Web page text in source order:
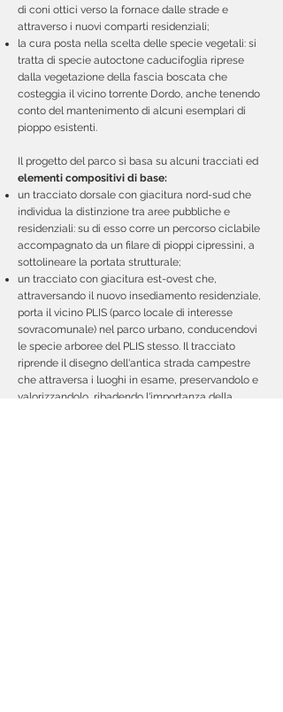
di coni ottici verso la fornace dalle strade e
attraverso i nuovi comparti residenziali;
la cura posta nella scelta delle specie vegetali: si
tratta di specie autoctone caducifoglia riprese
dalla vegetazione della fascia boscata che
costeggia il vicino torrente Dordo, anche tenendo
conto del mantenimento di alcuni esemplari di
pioppo esistenti.
Il progetto del parco si basa su alcuni tracciati ed
elementi compositivi di base:
un tracciato dorsale con giacitura nord-sud che
individua la distinzione tra aree pubbliche e
residenziali: su di esso corre un percorso ciclabile
accompagnato da un filare di pioppi cipressini, a
sottolineare la portata strutturale;
un tracciato con giacitura est-ovest che,
attraversando il nuovo insediamento residenziale,
porta il vicino PLIS (parco locale di interesse
sovracomunale) nel parco urbano, conducendovi
le specie arboree del PLIS stesso. Il tracciato
riprende il disegno dell'antica strada campestre
che attraversa i luoghi in esame, preservandolo e
valorizzandolo, ribadendo l'importanza della